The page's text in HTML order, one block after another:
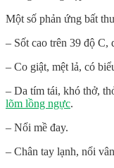
Một số phản ứng bất
– Sốt cao trên 39 độ C,
– Co giật, mệt lả, có
– Da tím tái, khó thở,
lõm lồng ngực.
– Nổi mề đay.
– Chân tay lạnh, nổi